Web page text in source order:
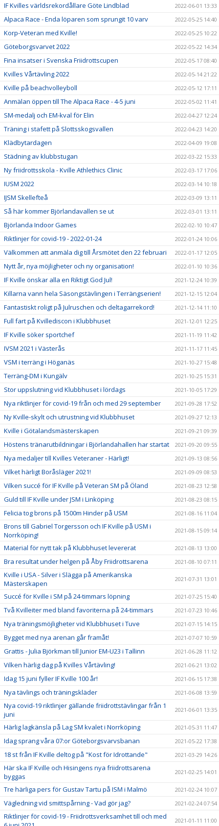
IF Kvilles världsrekordållare Göte Lindblad 2022-06-01 13:33
Alpaca Race - Enda löparen som sprungit 10 varv 2022-05-25 14:40
Korp-Veteran med Kville! 2022-05-25 10:22
Göteborgsvarvet 2022 2022-05-22 14:34
Fina insatser i Svenska Friidrottscupen 2022-05-17 08:40
Kvilles Vårtävling 2022 2022-05-14 21:22
Kville på beachvolleyboll 2022-05-12 17:11
Anmälan öppen till The Alpaca Race - 4-5 juni 2022-05-02 11:41
SM-medalj och EM-kval för Elin 2022-04-27 12:24
Träning i stafett på Slottsskogsvallen 2022-04-23 14:20
Klädbytardagen 2022-04-09 19:08
Städning av klubbstugan 2022-03-22 15:33
Ny friidrottsskola - Kville Athlethics Clinic 2022-03-17 17:06
IUSM 2022 2022-03-14 10:18
IJSM Skellefteå 2022-03-09 13:11
Så här kommer Björlandavallen se ut 2022-03-01 13:11
Björlanda Indoor Games 2022-02-10 10:47
Riktlinjer för covid-19 - 2022-01-24 2022-01-24 10:06
Välkommen att anmäla dig till Årsmötet den 22 februari 2022-01-17 12:05
Nytt år, nya möjligheter och ny organisation! 2022-01-10 10:36
IF Kville önskar alla en Riktigt God Jul! 2021-12-24 10:39
Killarna vann hela Säsongstävlingen i Terrängserien! 2021-12-15 12:04
Fantastiskt roligt på Julruschen och deltagarrekord! 2021-12-14 11:10
Full fart på Kvillediscon i Klubbhuset 2021-12-01 12:25
IF Kville söker sportchef 2021-11-19 11:42
IVSM 2021 i Västerås 2021-11-17 11:45
VSM i terräng i Höganäs 2021-10-27 15:48
Terräng-DM i Kungälv 2021-10-25 15:31
Stor uppslutning vid Klubbhuset i lördags 2021-10-05 17:29
Nya riktlinjer för covid-19 från och med 29 september 2021-09-28 17:52
Ny Kville-skylt och utrustning vid Klubbhuset 2021-09-27 12:13
Kville i Götalandsmästerskapen 2021-09-21 09:39
Höstens tränarutbildningar i Björlandahallen har startat 2021-09-20 09:55
Nya medaljer till Kvilles Veteraner - Härligt! 2021-09-13 08:56
Vilket härligt Boråsläger 2021! 2021-09-09 08:53
Vilken succé för IF Kville på Veteran SM på Öland 2021-08-23 12:58
Guld till IF Kville under JSM i Linköping 2021-08-23 08:15
Felicia tog brons på 1500m Hinder på USM 2021-08-16 11:04
Brons till Gabriel Torgersson och IF Kville på USM i
Norrköping!
2021-08-15 09:14
Material för nytt tak på Klubbhuset levererat 2021-08-13 13:00
Bra resultat under helgen på Åby Friidrottsarena 2021-08-10 07:11
Kville i USA - Silver i Slägga på Amerikanska
Mästerskapen
2021-07-31 13:01
Succé för Kville i SM på 24-timmars löpning 2021-07-25 15:40
Två Kvilleiter med bland favoriterna på 24-timmars 2021-07-23 10:46
Nya träningsmöjligheter vid Klubbhuset i Tuve 2021-07-15 14:15
Bygget med nya arenan går framåt! 2021-07-07 10:59
Grattis - Julia Björkman till Junior EM-U23 i Tallinn 2021-06-28 11:12
Vilken härlig dag på Kvilles Vårtävling! 2021-06-21 13:02
Idag 15 juni fyller IF Kville 100 år! 2021-06-15 17:38
Nya tävlings och träningskläder 2021-06-08 13:59
Nya covid-19 riktlinjer gällande friidrottstävlingar från 1
juni
2021-06-01 13:35
Härlig lagkänsla på Lag SM kvalet i Norrköping 2021-05-31 11:47
Idag sprang våra 07:or Göteborgsvarvsbanan 2021-05-22 17:38
18 st från IF Kville deltog på "Kost för Idrottande" 2021-03-29 14:26
Här ska IF Kville och Hisingens nya friidrottsarena
byggas
2021-02-25 14:01
Tre härliga pers för Gustav Tartu på ISM i Malmö 2021-02-24 10:07
Vägledning vid smittspårning - Vad gör jag? 2021-02-24 07:54
Riktlinjer för covid-19 - Friidrottsverksamhet till och med
2021-01-11 11:00